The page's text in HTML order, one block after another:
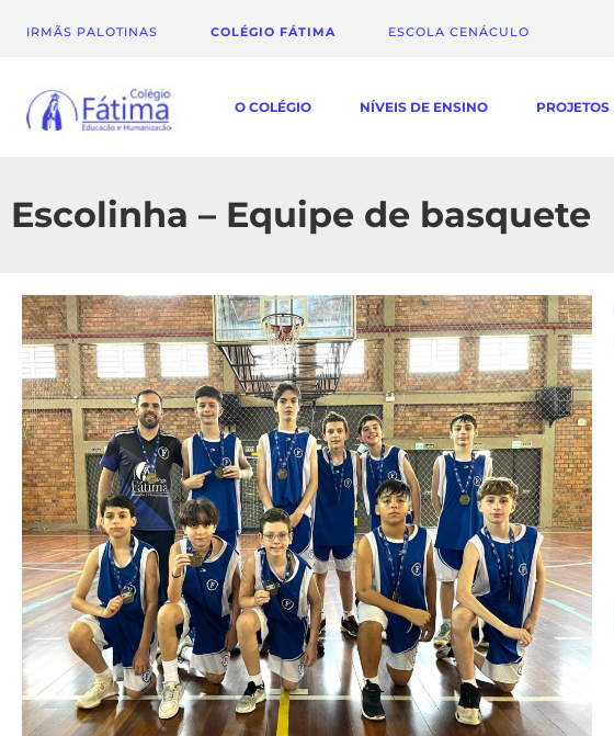
IRMÃS PALOTINAS COLÉGIO FÁTIMA ESCOLA CENÁCULO
O COLÉGIO NÍVEIS DE ENSINO PROJETOS
Escolinha – Equipe de basquete